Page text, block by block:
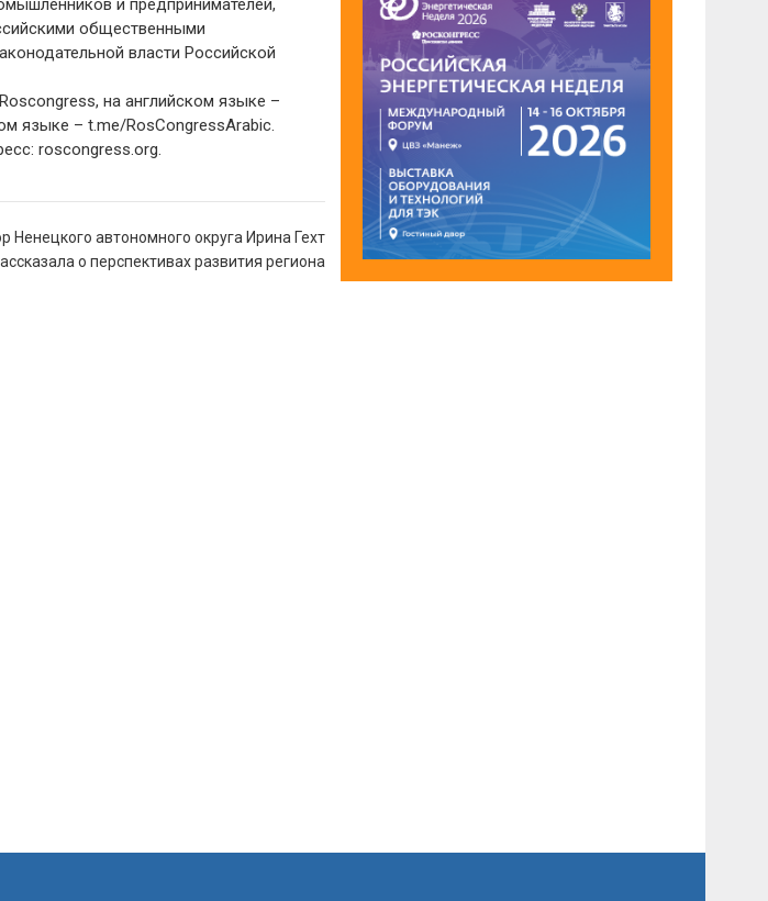
и предпринимателей,
общественными
власти Российской
на английском языке –
языке – t.me/RosCongressArabic.
roscongress.org.
Ненецкого автономного округа Ирина Гехт
о перспективах развития региона